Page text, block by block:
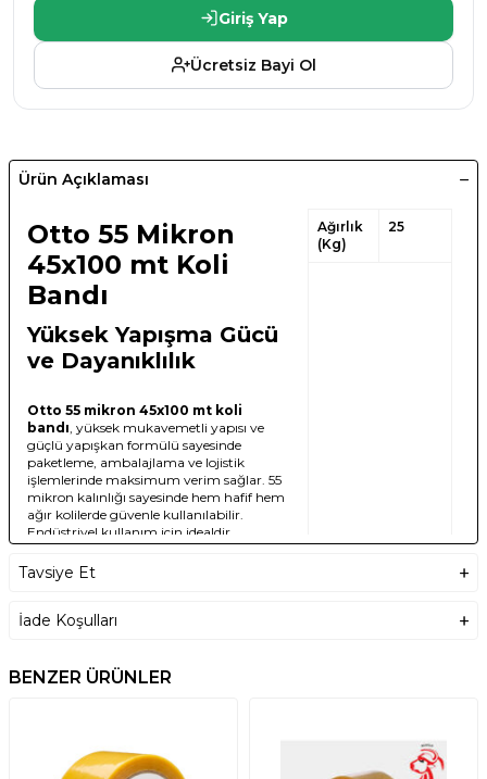
Giriş Yap
Ücretsiz Bayi Ol
Ürün Açıklaması
Otto 55 Mikron
45x100 mt Koli
Bandı
Yüksek Yapışma Gücü
ve Dayanıklılık
Otto 55 mikron 45x100 mt koli
bandı , yüksek mukavemetli yapısı ve
güçlü yapışkan formülü sayesinde
paketleme, ambalajlama ve lojistik
işlemlerinde maksimum verim sağlar. 55
mikron kalınlığı sayesinde hem hafif hem
ağır kolilerde güvenle kullanılabilir.
Endüstriyel kullanım için idealdir.
Profesyonel
Güvenli Çözüm
Genişliği 45 mm, uzunluğu 100 metre
olan bu bant, özellikle yoğun paketleme
uyumludur.
Ağırlık
(Kg)
25
Tavsiye Et
İade Koşulları
BENZER ÜRÜNLER